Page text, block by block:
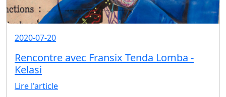
2020-07-20
Rencontre avec Fransix Tenda Lomba -
Kelasi
Lire l'article